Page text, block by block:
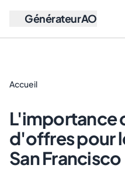
GénérateurAO
Accueil
L'importance
d'offres pour
San Francisco